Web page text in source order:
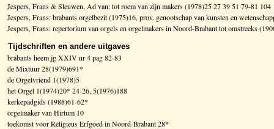
Jespers, Frans & Sleuwen, Ad van: tot roem van zijn makers (1978)25 27 39 51 79-81
Jespers, Frans: brabants orgelbezit (1975)16, prov. genootschap van kunsten en
Jespers, Frans: repertorium van orgels en orgelmakers in Noord-Brabant tot omstreeks
Tijdschriften en andere uitgaves
brabants heem jg XXIV nr 4 pag 82-83
de Mixtuur 28(1979)691*
de Orgelvriend 1(1978)5
het Orgel 1(1974)20* 24-26, 5(1976)188
kerkepadgids (1988)61-62*
orgelmaker van Hirtum 10
toekomst voor Religieus Erfgoed in Noord-Brabant 28*